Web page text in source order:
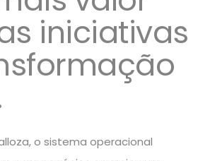
iniciativas
o sistema operacional